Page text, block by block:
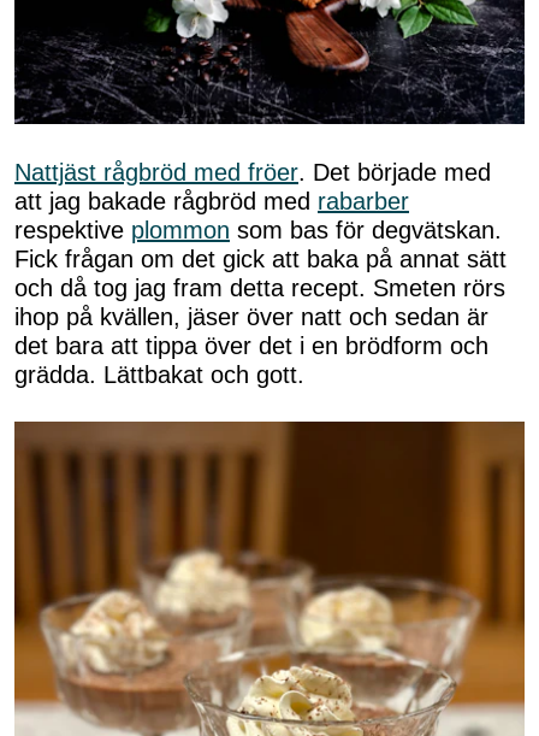
Nattjäst rågbröd med fröer. Det började med
att jag bakade rågbröd med rabarber
respektive plommon som bas för degvätskan.
Fick frågan om det gick att baka på annat sätt
och då tog jag fram detta recept. Smeten rörs
ihop på kvällen, jäser över natt och sedan är
det bara att tippa över det i en brödform och
grädda. Lättbakat och gott.